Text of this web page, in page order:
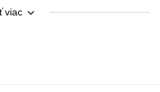
viac